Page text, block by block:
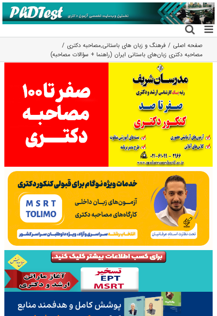
رفتن
به
محتوا
صفحه اصلی فرهنگ و زبان های باستانی,مصاحبه دکتری
مصاحبه دکتری زبان‌های باستانی ایران (راهنما + سؤالات مصاحبه)